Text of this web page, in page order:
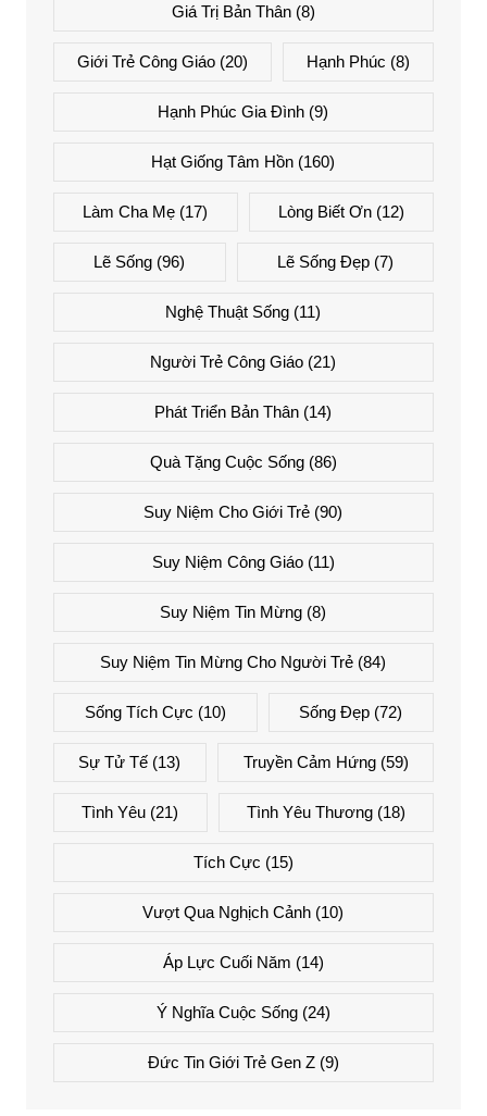
Giá Trị Bản Thân(8)
Giới Trẻ Công Giáo(20) Hạnh Phúc (8)
Hạnh Phúc Gia Đình (9)
Hạt Giống Tâm Hồn (160)
Làm Cha Mẹ (17) Lòng Biết Ơn(12)
Lẽ Sống (96) Lẽ Sống Đẹp(7)
Nghệ Thuật Sống (11)
Người Trẻ Công Giáo (21)
Phát Triển Bản Thân (14)
Quà Tặng Cuộc Sống(86)
Suy Niệm Cho Giới Trẻ (90)
Suy Niệm Công Giáo(11)
Suy Niệm Tin Mừng (8)
Suy Niệm Tin Mừng Cho Người Trẻ (84)
Sống Tích Cực (10) Sống Đẹp (72)
Sự Tử Tế (13) Truyền Cảm Hứng(59)
Tình Yêu (21) Tình Yêu Thương(18)
Tích Cực (15)
Vượt Qua Nghịch Cảnh (10)
Áp Lực Cuối Năm (14)
Ý Nghĩa Cuộc Sống(24)
Đức Tin Giới Trẻ Gen Z(9)